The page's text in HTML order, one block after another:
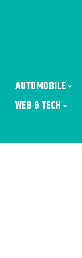
AUTOMOBILE
WEB & TECH